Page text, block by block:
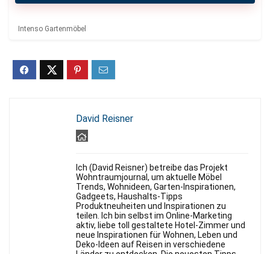
Intenso Gartenmöbel
David Reisner
Ich (David Reisner) betreibe das Projekt
Wohntraumjournal, um aktuelle Möbel
Trends, Wohnideen, Garten-Inspirationen,
Gadgeets, Haushalts-Tipps
Produktneuheiten und Inspirationen zu
teilen. Ich bin selbst im Online-Marketing
aktiv, liebe toll gestaltete Hotel-Zimmer und
neue Inspirationen für Wohnen, Leben und
Deko-Ideen auf Reisen in verschiedene